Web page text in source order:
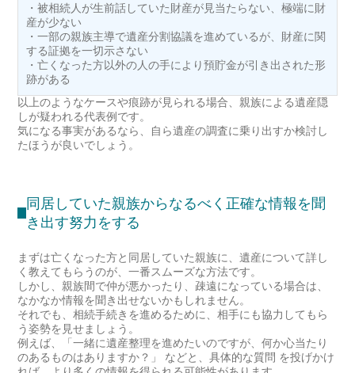
・被相続人が生前話していた財産が見当たらない、極端に財
産が少ない
・一部の親族主導で遺産分割協議を進めているが、財産に関
する証拠を一切示さない
・亡くなった方以外の人の手により預貯金が引き出された形
跡がある
以上のようなケースや痕跡が見られる場合、親族による遺産隠
しが疑われる代表例です。
気になる事実があるなら、自ら遺産の調査に乗り出すか検討し
たほうが良いでしょう。
同居していた親族からなるべく正確な情報を聞
き出す努力をする
まずは亡くなった方と同居していた親族に、遺産について詳し
く教えてもらうのが、一番スムーズな方法です。
しかし、親族間で仲が悪かったり、疎遠になっている場合は、
なかなか情報を聞き出せないかもしれません。
それでも、相続手続きを進めるために、相手にも協力してもら
う姿勢を見せましょう。
例えば、「一緒に遺産整理を進めたいのですが、何か心当たり
のあるものはありますか？」 などと、具体的な質問 を投げかけ